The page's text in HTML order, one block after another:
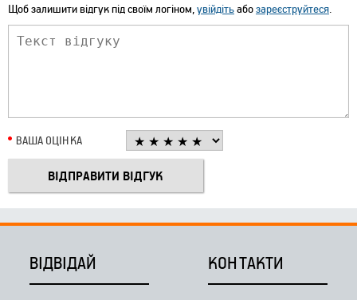
Щоб залишити відгук під своїм логіном,увійдітьабозареєструйтеся.
ВАША ОЦІНКА
ВІДВІДАЙ КОНТАКТИ